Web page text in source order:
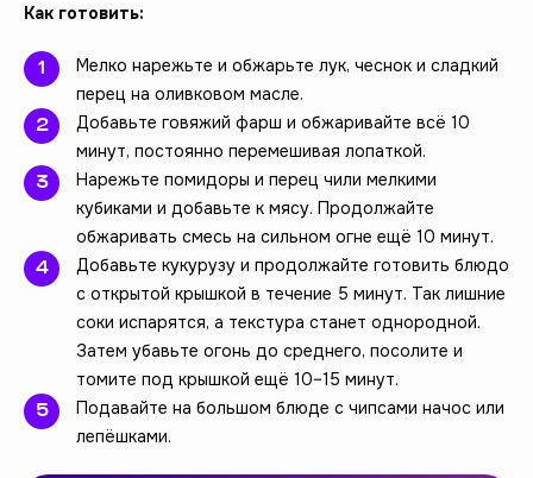
Как готовить:
Мелко нарежьте и обжарьте лук, чеснок и сладкий
перец на оливковом масле.
Добавьте говяжий фарш и обжаривайте всё 10
минут, постоянно перемешивая лопаткой.
Нарежьте помидоры и перец чили мелкими
кубиками и добавьте к мясу. Продолжайте
обжаривать смесь на сильном огне ещё 10 минут.
Добавьте кукурузу и продолжайте готовить блюдо
с открытой крышкой в течение 5 минут. Так лишние
соки испарятся, а текстура станет однородной.
Затем убавьте огонь до среднего, посолите и
томите под крышкой ещё 10–15 минут.
Подавайте на большом блюде с чипсами начос или
лепёшками.